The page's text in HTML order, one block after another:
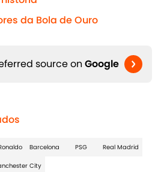
da Bola de Ouro
source on Google
Barcelona PSG Real Madrid
City